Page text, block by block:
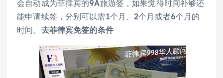
会自动成为菲律宾的9A旅游签，如果觉得时间补够还
能申请续签，分别可以需1个月、2个月或者6个月的
时间。 去菲律宾免签的条件